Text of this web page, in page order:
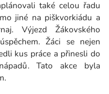
také celou řadu
jiné na piškvorkiádu a
Výjezd Žákovského
Žáci se nejen
kus práce a přinesli do
Tato akce byla